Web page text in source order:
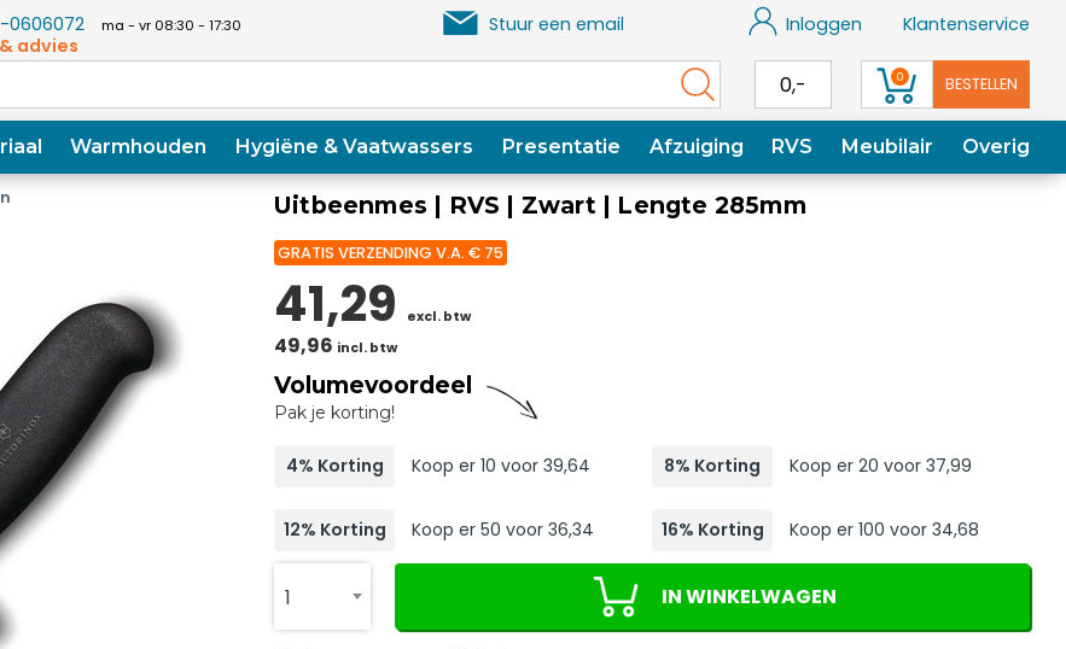
0606072 ma - vr 08:30 - 17:30
advies
Stuur een email Inloggen Klantenservice
0,- 0 BESTELLEN
Warmhouden Hygiëne & Vaatwassers Presentatie Afzuiging RVS Meubilair Overig
Uitbeenmes | RVS | Zwart | Lengte 285mm
GRATIS VERZENDING V.A. € 75
41,29 excl. btw
49,96 incl. btw
Volumevoordeel
Pak je korting!
4% Korting Koop er 10 voor 39,64 8% Korting Koop er 20 voor 37,99
12% Korting Koop er 50 voor 36,34 16% Korting Koop er 100 voor 34,68
1 IN WINKELWAGEN